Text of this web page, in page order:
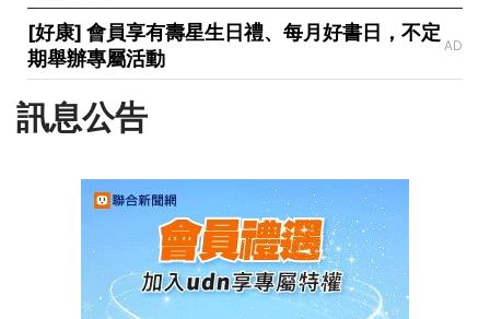
[好康] 會員享有壽星生日禮、每月好書日，不定
期舉辦專屬活動
AD
訊息公告